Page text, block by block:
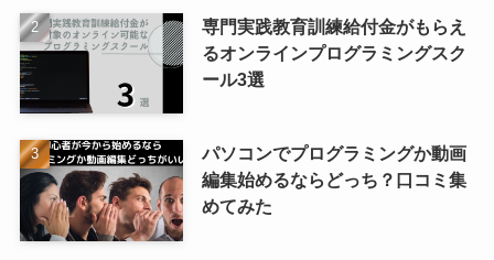
専門実践教育訓練給付金がもらえ
るオンラインプログラミングスク
ール3選
パソコンでプログラミングか動画
編集始めるならどっち？口コミ集
めてみた